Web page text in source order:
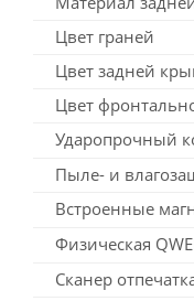
Цвет граней
Цвет задней
Цвет
Ударопрочный
Пыле- и
Встроенные
Физическая
Сканер